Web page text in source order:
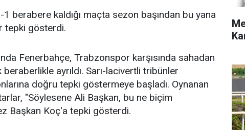
berabere kaldığı maçta sezon başından bu yana
tepki gösterdi.
Fenerbahçe, Trabzonspor karşısında sahadan
ayrıldı. Sarı-lacivertli tribünler
doğru tepki göstermeye başladı. Oynanan
"Söylesene Ali Başkan, bu ne biçim
Başkan Koç'a tepki gösterdi.